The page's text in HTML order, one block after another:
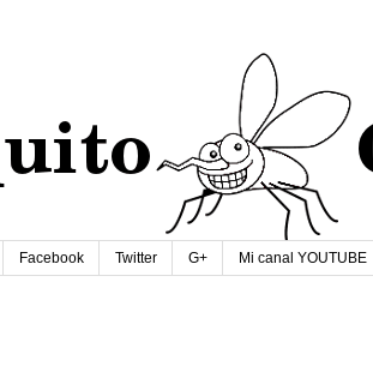
Facebook Twitter G+ Mi canal YOUTUBE